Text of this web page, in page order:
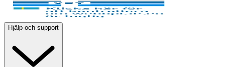
Hjälp och support